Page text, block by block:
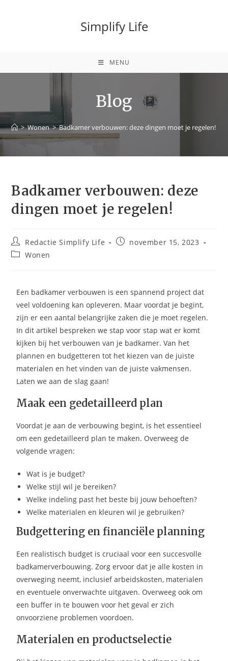
Simplify Life
MENU
Blog
> Wonen > Badkamer verbouwen: deze dingen moet je regelen!
Badkamer verbouwen: deze
dingen moet je regelen!
Redactie Simplify Life
november 15, 2023
Wonen
Een badkamer verbouwen is een spannend project dat
veel voldoening kan opleveren. Maar voordat je begint,
zijn er een aantal belangrijke zaken die je moet regelen.
In dit artikel bespreken we stap voor stap wat er komt
kijken bij het verbouwen van je badkamer. Van het
plannen en budgetteren tot het kiezen van de juiste
materialen en het vinden van de juiste vakmensen.
Laten we aan de slag gaan!
Maak een gedetailleerd plan
Voordat je aan de verbouwing begint, is het essentieel
om een gedetailleerd plan te maken. Overweeg de
volgende vragen:
Wat is je budget?
Welke stijl wil je bereiken?
Welke indeling past het beste bij jouw behoeften?
Welke materialen en kleuren wil je gebruiken?
Budgettering en financiële planning
Een realistisch budget is cruciaal voor een succesvolle
badkamerverbouwing. Zorg ervoor dat je alle kosten in
overweging neemt, inclusief arbeidskosten, materialen
en eventuele onverwachte uitgaven. Overweeg ook om
een buffer in te bouwen voor het geval er zich
onvoorziene problemen voordoen.
Materialen en productselectie